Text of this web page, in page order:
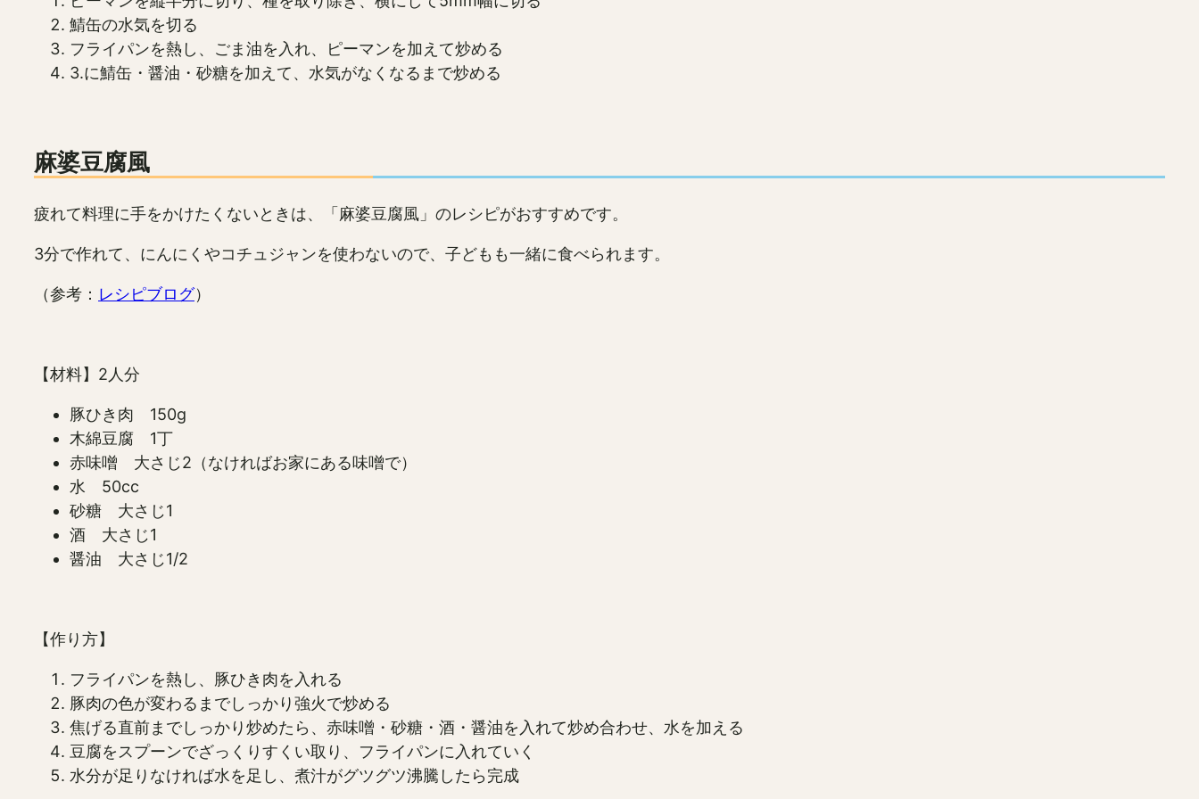
鯖缶の水気を切る
フライパンを熱し、ごま油を入れ、ピーマンを加えて炒める
3.に鯖缶・醤油・砂糖を加えて、水気がなくなるまで炒める
麻婆豆腐風
疲れて料理に手をかけたくないときは、「麻婆豆腐風」のレシピがおすすめです。
3分で作れて、にんにくやコチュジャンを使わないので、子どもも一緒に食べられます。
（参考： レシピブログ）
【材料】2人分
豚ひき肉 150g
木綿豆腐 1丁
赤味噌 大さじ2（なければお家にある味噌で）
水 50cc
砂糖 大さじ1
酒 大さじ1
醤油 大さじ1/2
【作り方】
フライパンを熱し、豚ひき肉を入れる
豚肉の色が変わるまでしっかり強火で炒める
焦げる直前までしっかり炒めたら、赤味噌・砂糖・酒・醤油を入れて炒め合わせ、水を加える
豆腐をスプーンでざっくりすくい取り、フライパンに入れていく
水分が足りなければ水を足し、煮汁がグツグツ沸騰したら完成